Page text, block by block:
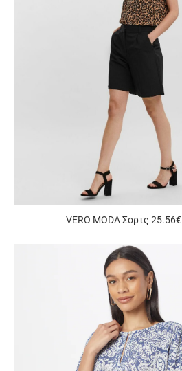
VERO MODA Σορτς 25.56€